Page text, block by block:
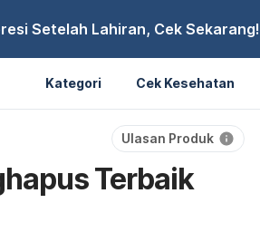
Setelah Lahiran, Cek Sekarang!
Kategori Cek Kesehatan
Ulasan Produk
Terbaik